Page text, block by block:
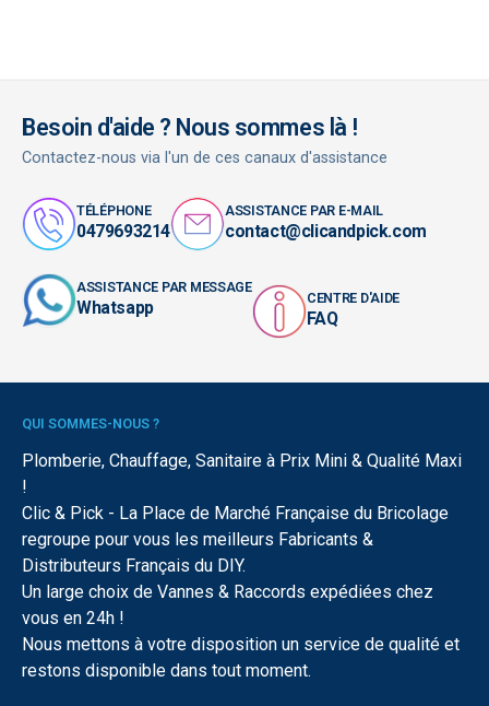
Besoin d'aide ? Nous sommes là !
Contactez-nous via l'un de ces canaux d'assistance
TÉLÉPHONE
0479693214
ASSISTANCE PAR E-MAIL
contact@clicandpick.com
ASSISTANCE PAR MESSAGE
Whatsapp CENTRE D'AIDE
FAQ
QUI SOMMES-NOUS ?
Plomberie, Chauffage, Sanitaire à Prix Mini & Qualité Maxi
!
Clic & Pick - La Place de Marché Française du Bricolage
regroupe pour vous les meilleurs Fabricants &
Distributeurs Français du DIY.
Un large choix de Vannes & Raccords expédiées chez
vous en 24h !
Nous mettons à votre disposition un service de qualité et
restons disponible dans tout moment.